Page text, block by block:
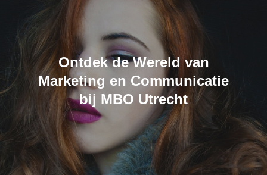
Ontdek de Wereld van
Marketing en Communicatie
bij MBO Utrecht